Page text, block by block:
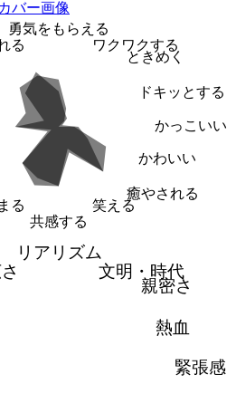
勇気をもらえる
ワクワクする
ときめく
ドキッとする
かっこいい
かわいい
癒やされる
笑える
共感する
る
る
リアリズム
文明・時代
親密さ
熱血
緊張感